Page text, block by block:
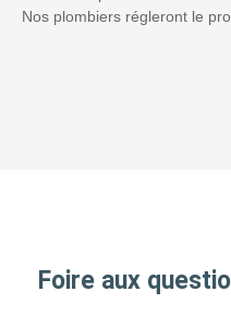
Nos plombiers régleront le
Foire aux